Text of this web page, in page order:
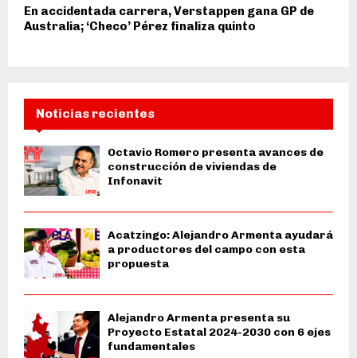
En accidentada carrera, Verstappen gana GP de
Australia; ‘Checo’ Pérez finaliza quinto
Noticias recientes
Octavio Romero presenta avances de
construcción de viviendas de
Infonavit
Acatzingo: Alejandro Armenta ayudará
a productores del campo con esta
propuesta
Alejandro Armenta presenta su
Proyecto Estatal 2024-2030 con 6 ejes
fundamentales